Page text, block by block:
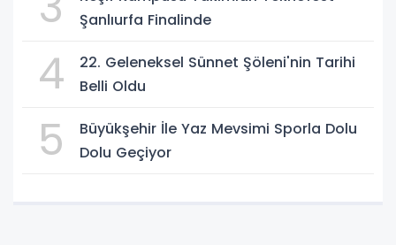
Şanlıurfa Finalinde
4
22. Geleneksel Sünnet Şöleni'nin Tarihi
Belli Oldu
5
Büyükşehir İle Yaz Mevsimi Sporla Dolu
Dolu Geçiyor